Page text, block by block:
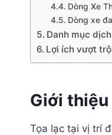
Dòng Xe
Dòng xe
Danh mục
Lợi ích vượt
Giới
Tọa lạc tại vị trí